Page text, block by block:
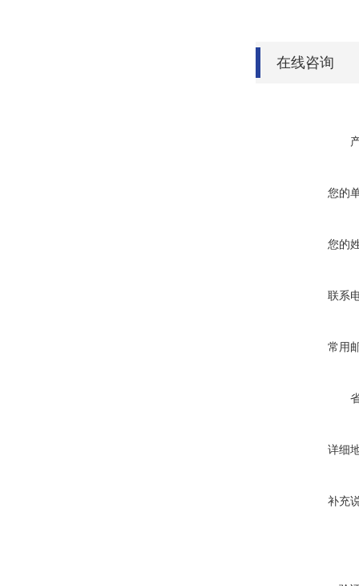
在线咨询
您的
您的
联系
常用
详细
补充